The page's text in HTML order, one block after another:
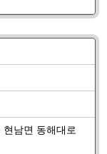
남면 동해대로